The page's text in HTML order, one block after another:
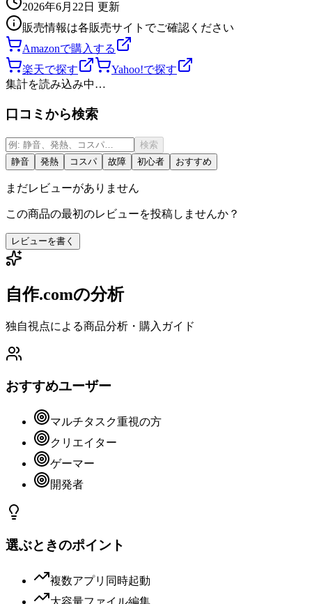
2026年6月22日 更新
販売情報は各販売サイトでご確認ください
Amazonで購入する
楽天で探す
Yahoo!で探す
集計を読み込み中…
口コミから検索
検索
静音
発熱 コスパ 故障 初心者 おすすめ
まだレビューがありません
この商品の最初のレビューを投稿しませんか？
レビューを書く
自作.comの分析
独自視点による商品分析・購入ガイド
おすすめユーザー
マルチタスク重視の方
クリエイター
ゲーマー
開発者
選ぶときのポイント
複数アプリ同時起動
大容量ファイル編集